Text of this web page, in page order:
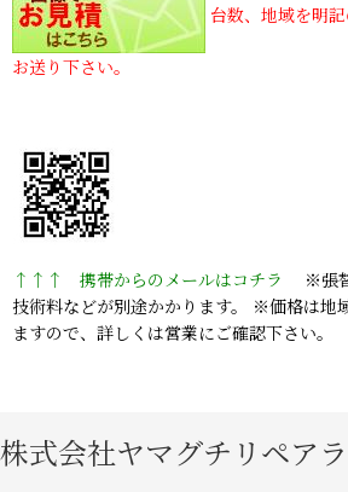
台数、地域を明
お送り下さい。
↑↑↑ 携帯からのメールはコチラ
※張
技術料などが別途かかります。 ※価格は地
ますので、詳しくは営業にご確認下さい。
株式会社ヤマグチリペア